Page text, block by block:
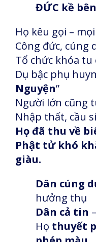
ĐỨC kề bên
Họ kêu gọi –
Công đức, cúng
Tổ chức khóa tu
Dụ bậc phụ
Nguyện”
Người lớn cũng
Nhập thất, cầu
Họ đã thu về
Phật tử khó
giàu.
Dân cúng
hưởng thụ
Dân cả tin
Họ thuyết